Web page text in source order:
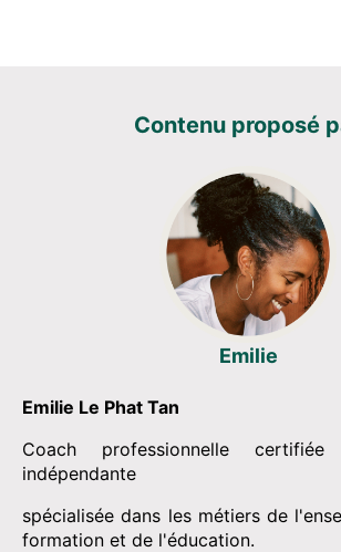
Contenu proposé
Emilie
Emilie Le Phat Tan
Coach professionnelle
indépendante
spécialisée dans les métiers de
formation et de l'éducation.